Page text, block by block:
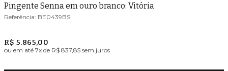
Pingente Senna em ouro branco: Vitória
BE0439BS
R$ 5.865,00
ou em até 7x de R$ 837,85 sem juros